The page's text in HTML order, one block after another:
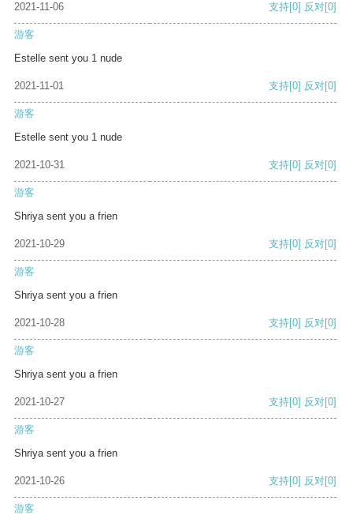
2021-11-06 支持[0] 反对[0]
游客
Estelle sent you 1 nude
2021-11-01 支持[0] 反对[0]
游客
Estelle sent you 1 nude
2021-10-31 支持[0] 反对[0]
游客
Shriya sent you a frien
2021-10-29 支持[0] 反对[0]
游客
Shriya sent you a frien
2021-10-28 支持[0] 反对[0]
游客
Shriya sent you a frien
2021-10-27 支持[0] 反对[0]
游客
Shriya sent you a frien
2021-10-26 支持[0] 反对[0]
游客